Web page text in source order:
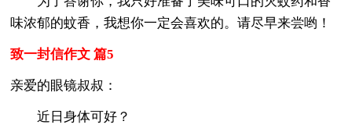
味浓郁的蚊香，我想你一定会喜欢的。请尽早来尝哟！
致一封信作文 篇5
亲爱的眼镜叔叔：
近日身体可好？